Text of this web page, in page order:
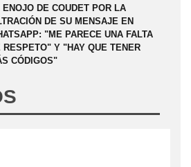
ENOJO DE COUDET POR LA
DE SU MENSAJE EN
"ME PARECE UNA FALTA
RESPETO" Y "HAY QUE TENER
CÓDIGOS"